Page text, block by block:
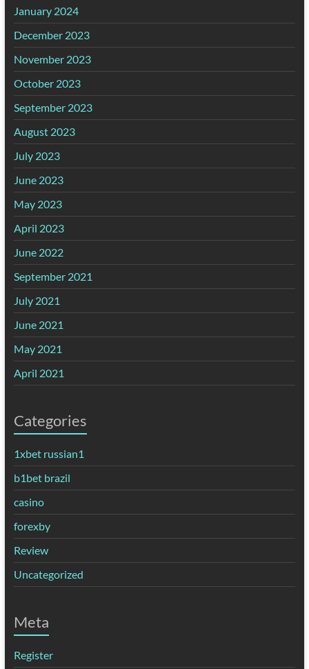
January 2024
December 2023
November 2023
October 2023
September 2023
August 2023
July 2023
June 2023
May 2023
April 2023
June 2022
September 2021
July 2021
June 2021
May 2021
April 2021
Categories
1xbet russian1
b1bet brazil
casino
forexby
Review
Uncategorized
Meta
Register